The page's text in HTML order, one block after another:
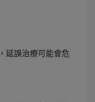
延誤治療可能會危